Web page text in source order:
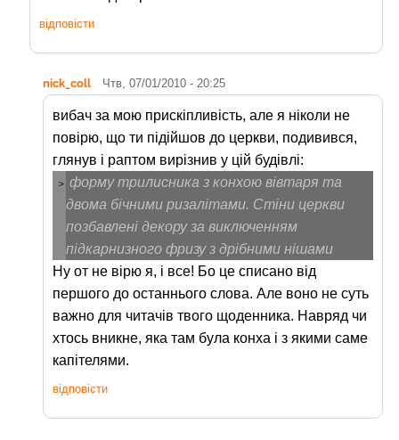
відповісти
nick_coll Чтв, 07/01/2010 - 20:25
вибач за мою прискіпливість, але я ніколи не
повірю, що ти підійшов до церкви, подивився,
глянув і раптом вирізнив у цій будівлі:
> форму трилисника з конхою вівтаря та
двома бічними ризалітами. Стіни церкви
позбавлені декору за виключенням
підкарнизного фризу з дрібними нішами
Ну от не вірю я, і все! Бо це списано від
першого до останнього слова. Але воно не суть
важно для читачів твого щоденника. Навряд чи
хтось вникне, яка там була конха і з якими саме
капітелями.
відповісти